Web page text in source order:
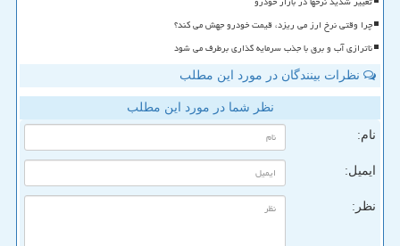
چرا وقتی نرخ ارز می ریزد، قیمت خودرو جهش می کند؟
ناترازی آب و برق با جذب سرمایه گذاری برطرف می شود
نظرات بینندگان در مورد این مطلب
نظر شما در مورد این مطلب
نام:
ایمیل:
نظر: